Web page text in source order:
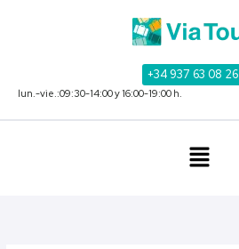
+34 937 63 08 26
lun.-vie.:09:30-14:00 y 16:00-19:00 h.
Menú